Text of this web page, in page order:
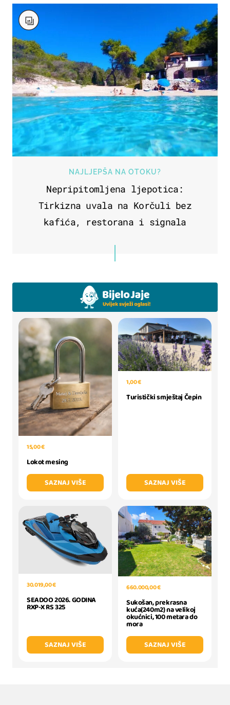
NAJLJEPŠA NA OTOKU?
Nepripitomljena ljepotica:
Tirkizna uvala na Korčuli bez
kafića, restorana i signala
15,00 €
Lokot mesing
SAZNAJ VIŠE
1,00 €
Turistički smještaj Čepin
SAZNAJ VIŠE
30.019,00 €
SEADOO 2026. GODINA
RXP-X RS 325
SAZNAJ VIŠE
660.000,00 €
Sukošan, prekrasna
kuća(240m2) na velikoj
okućnici, 100 metara do
mora
SAZNAJ VIŠE